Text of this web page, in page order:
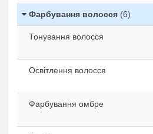
Фарбування волосся (6)
Тонування волосся
Освітлення волосся
Фарбування омбре